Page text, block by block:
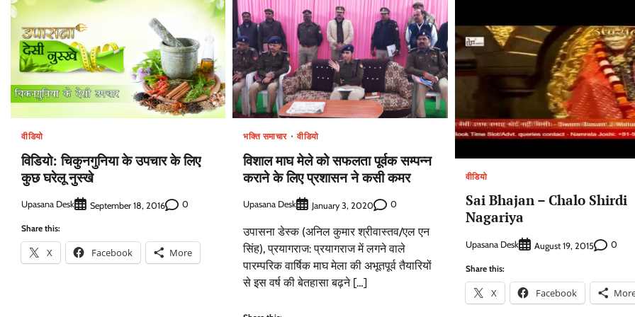
वीडियो
विडियो: चिकुनगुनिया के उपचार के लिए
कुछ घरेलू नुस्खे
Upasana Desk September 18, 2016 0
Share this:
X Facebook More
भक्ति समाचार वीडियो
विशाल माघ मेले को सफलता पूर्वक सम्पन्न
कराने के लिए प्रशासन ने कसी कमर
Upasana Desk January 3, 2020 0
उपासना डेस्क (अनिल कुमार श्रीवास्तव/एल एन
सिंह), प्रयागराज: प्रयागराज में लगने वाले
पारम्परिक वार्षिक माघ मेला की अभूतपूर्व तैयारियों
से इस वर्ष की बेतहासा बढ़ने […]
वीडियो
Sai Bhajan – Chalo Shirdi
Nagariya
Upasana Desk August 19, 2015 0
Share this:
X Facebook